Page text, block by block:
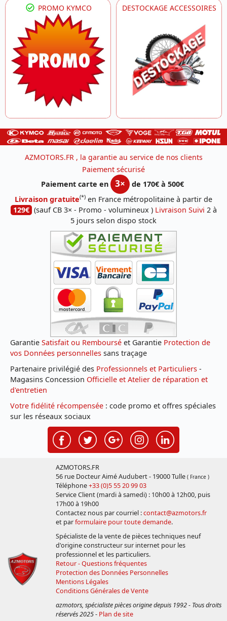
PROMO KYMCO DESTOCKAGE ACCESSOIRES
AZMOTORS.FR , la garantie au service de nos clients
Paiement sécurisé
Paiement carte en
3×
de 170€ à 500€
Livraison gratuite(*) en France métropolitaine à partir de
129€ (sauf CB 3× - Promo - volumineux ) Livraison Suivi 2 à
5 jours selon dispo stock
Garantie Satisfait ou Remboursé et Garantie Protection de
vos Données personnelles sans traçage
Partenaire privilégié des Professionnels et Particuliers -
Magasins Concession Officielle et Atelier de réparation et
d'entretien
Votre fidélité récompensée : code promo et offres spéciales
sur les réseaux sociaux
AZMOTORS.FR
56 rue Docteur Aimé Audubert - 19000 Tulle ( France )
Téléphone+33 (0)5 55 20 99 03
Service Client (mardi à samedi) : 10h00 à 12h00, puis
17h00 à 19h00
Contactez nous par courriel :contact@azmotors.fr
et parformulaire pour toute demande.
Spécialiste de la vente de pièces techniques neuf
d'origine constructeur sur internet pour les
professionnel et les particuliers.
Retour - Questions fréquentes
Protection des Données Personnelles
Mentions Légales
Conditions Générales de Vente
azmotors, spécialiste pièces origine depuis 1992 - Tous droits
réservés 2025- Plan de site